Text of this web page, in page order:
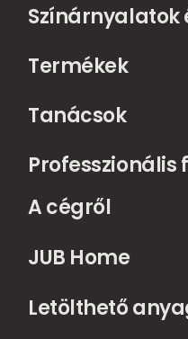
Színárnyalatok
Termékek
Tanácsok
A cégről
JUB Home
Letölthető